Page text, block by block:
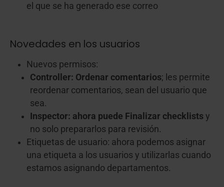
el que se ha generado ese correo
Novedades en los usuarios
Nuevos permisos:
Controller: Ordenar comentarios; les permite
reordenar comentarios, sean del usuario que
sea.
Inspector: ahora puede Finalizar checklists y
no solo prepararlos para revisión.
Etiquetas de usuario: ahora podemos asignar
una etiqueta a los usuarios y utilizarlas cuando
estamos asignando departamentos.